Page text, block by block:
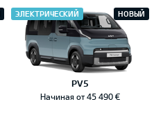
PV5
НОВЫЙ
ЭЛЕКТРИЧЕСКИЙ
Начиная от 45 490 €